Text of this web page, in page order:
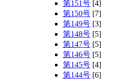
第151号 [4]
第150号 [7]
第149号 [3]
第148号 [5]
第147号 [5]
第146号 [5]
第145号 [4]
第144号 [6]